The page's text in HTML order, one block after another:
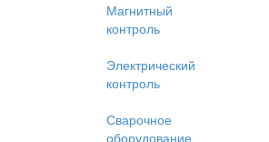
Магнитный
контроль
Электрический
контроль
Сварочное
оборудование